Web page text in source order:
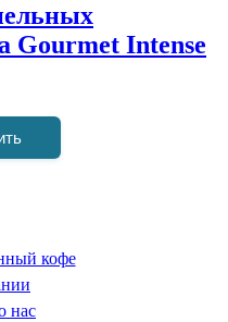
Gourmet Intense
кофе
нас